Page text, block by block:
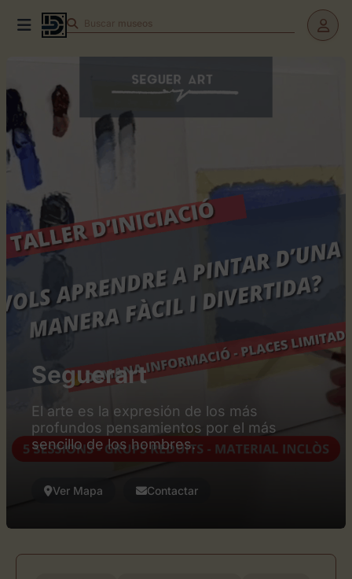
Buscar teatros
Seguerart
El arte es la expresión de los más
profundos pensamientos por el más
sencillo de los hombres.
Ver Mapa Contactar